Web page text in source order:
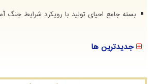
بسته جامع احیای تولید با رویکرد شرایط جنگ
جدیدترین ها